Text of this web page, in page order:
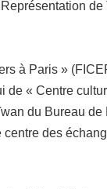
à Paris »
de « Centre
du Bureau
des